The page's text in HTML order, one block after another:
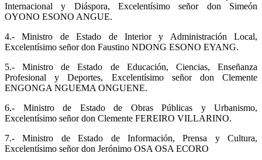
Internacional y Diáspora, Excelentísimo señor don Simeón
OYONO ESONO ANGUE.
4.- Ministro de Estado de Interior y Administración Local,
Excelentísimo señor don Faustino NDONG ESONO EYANG.
5.- Ministro de Estado de Educación, Ciencias, Enseñanza
Profesional y Deportes, Excelentísimo señor don Clemente
ENGONGA NGUEMA ONGUENE.
6.- Ministro de Estado de Obras Públicas y Urbanismo,
Excelentísimo señor don Clemente FEREIRO VILLARINO.
7.- Ministro de Estado de Información, Prensa y Cultura,
Excelentísimo señor don Jerónimo OSA OSA ECORO